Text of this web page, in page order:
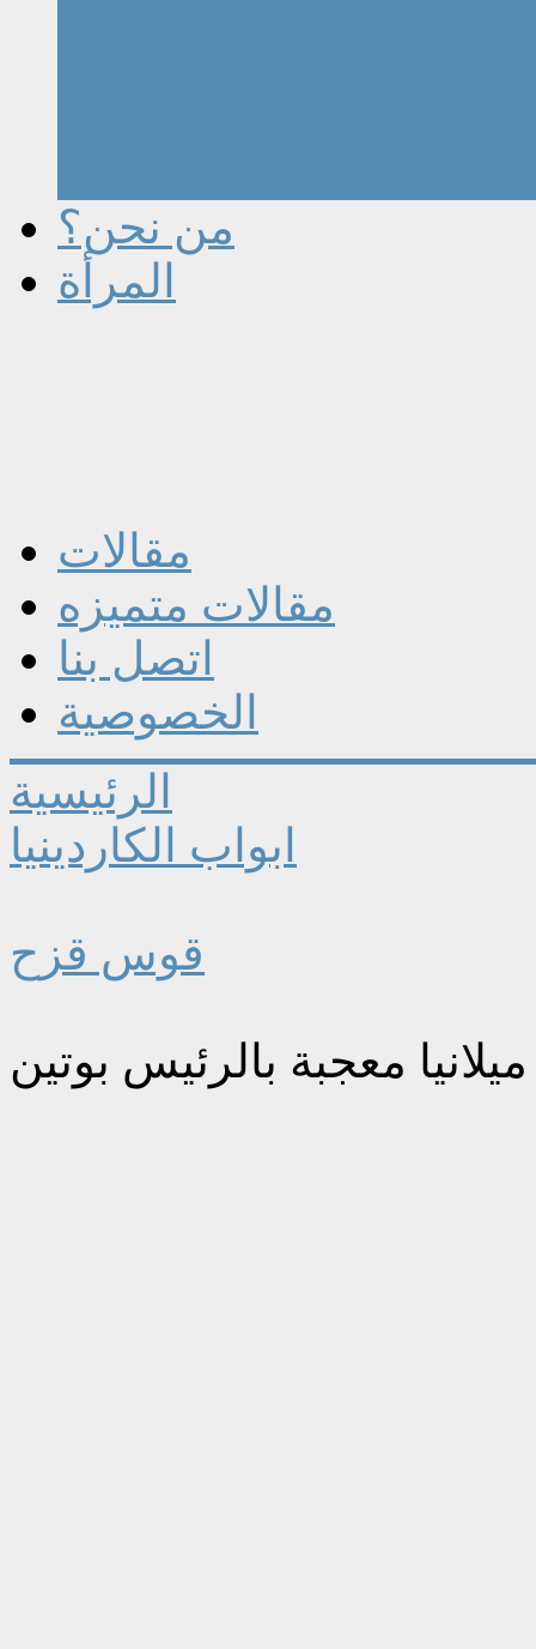
من نحن؟
المرأة
مقالات
مقالات متميزه
اتصل بنا
الخصوصية
الرئيسية
ابواب الكاردينيا
قوس قزح